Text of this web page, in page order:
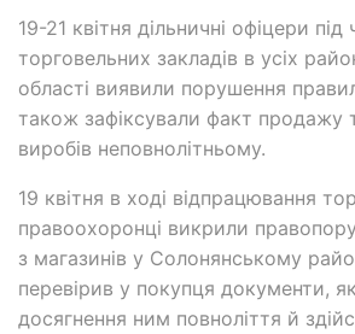
19-21 квітня дільничні офіцери під
торговельних закладів в усіх
області виявили порушення
також зафіксували факт продажу
виробів неповнолітньому.
19 квітня в ході відпрацювання
правоохоронці викрили
з магазинів у Солонянському
перевірив у покупця документи,
досягнення ним повноліття й